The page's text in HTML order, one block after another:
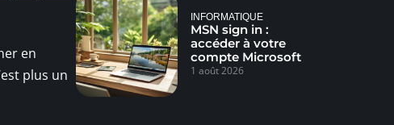
en
plus un
INFORMATIQUE
MSN sign in :
accéder à votre
compte Microsoft
1 août 2026